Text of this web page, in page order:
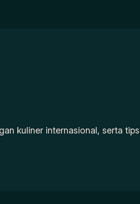
kuliner internasional, serta